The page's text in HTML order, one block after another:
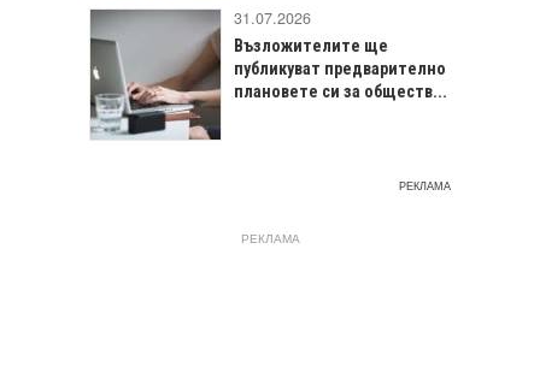
31.07.2026
Възложителите ще
публикуват предварително
плановете си за обществ...
РЕКЛАМА
РЕКЛАМА